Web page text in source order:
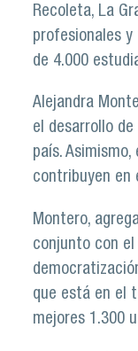
Recoleta, La
profesionales
de 4.000
Alejandra
el desarrollo
país.
contribuyen en
Montero,
conjunto con
que está en el
mejores 1.300